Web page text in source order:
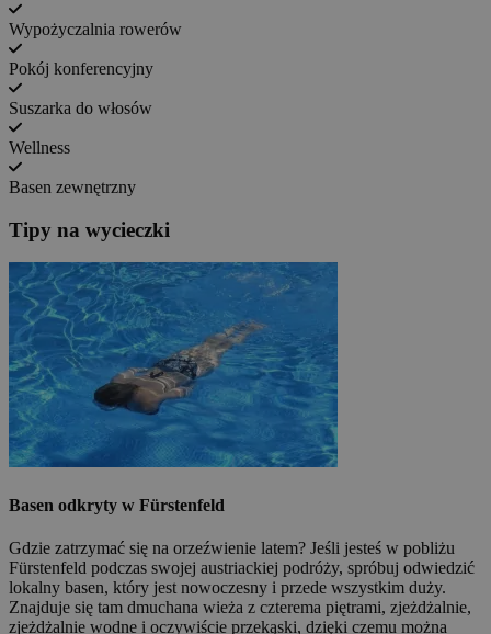
Wypożyczalnia rowerów
Pokój konferencyjny
Suszarka do włosów
Wellness
Basen zewnętrzny
Tipy na wycieczki
Basen odkryty w Fürstenfeld
Gdzie zatrzymać się na orzeźwienie latem? Jeśli jesteś w pobliżu
Fürstenfeld podczas swojej austriackiej podróży, spróbuj odwiedzić
lokalny basen, który jest nowoczesny i przede wszystkim duży.
Znajduje się tam dmuchana wieża z czterema piętrami, zjeżdżalnie,
zjeżdżalnie wodne i oczywiście przekąski, dzięki czemu można